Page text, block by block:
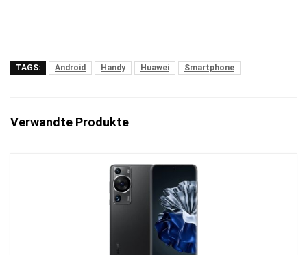
TAGS: Android Handy Huawei Smartphone
Verwandte Produkte